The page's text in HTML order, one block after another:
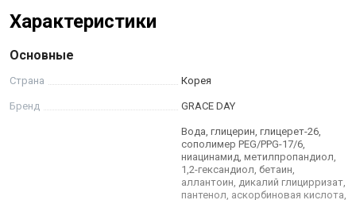
Характеристики
Основные
Страна Корея
Бренд GRACE DAY
Вода, глицерин, глицерет-26,
сополимер PEG/PPG-17/6,
ниацинамид, метилпропандиол,
1,2-гександиол, бетаин,
аллантоин, дикалий глицирризат,
пантенол, аскорбиновая кислота,